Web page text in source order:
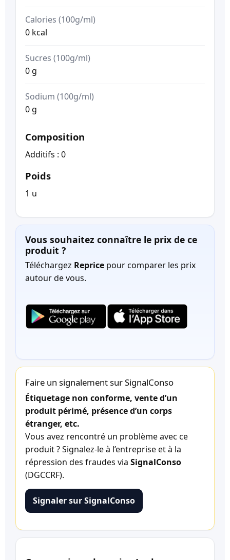
Calories (100g/ml)
0 kcal
Sucres (100g/ml)
0 g
Sodium (100g/ml)
0 g
Composition
Additifs : 0
Poids
1 u
Vous souhaitez connaître le prix de ce
produit ?
Téléchargez Reprice pour comparer les prix
autour de vous.
Faire un signalement sur SignalConso
Étiquetage non conforme, vente d’un
produit périmé, présence d’un corps
étranger, etc.
Vous avez rencontré un problème avec ce
produit ? Signalez-le à l’entreprise et à la
répression des fraudes via SignalConso
(DGCCRF).
Signaler sur SignalConso